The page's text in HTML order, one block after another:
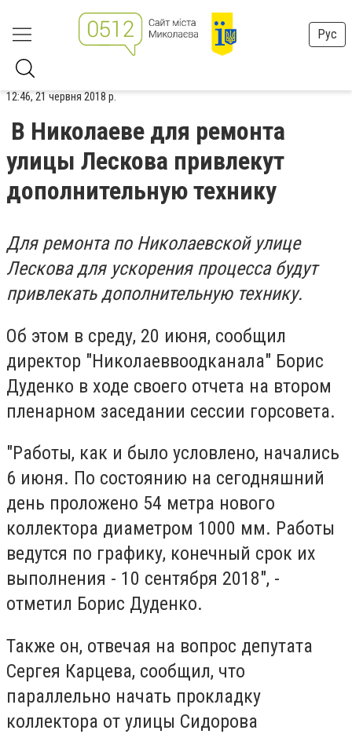
Рус
12:46, 21 червня 2018 р.
В Николаеве для ремонта
улицы Лескова привлекут
дополнительную технику
Для ремонта по Николаевской улице
Лескова для ускорения процесса будут
привлекать дополнительную технику.
Об этом в среду, 20 июня, сообщил
директор "Николаеввоодканала" Борис
Дуденко в ходе своего отчета на втором
пленарном заседании сессии горсовета.
"Работы, как и было условлено, начались
6 июня. По состоянию на сегодняшний
день проложено 54 метра нового
коллектора диаметром 1000 мм. Работы
ведутся по графику, конечный срок их
выполнения - 10 сентября 2018", -
отметил Борис Дуденко.
Также он, отвечая на вопрос депутата
Сергея Карцева, сообщил, что
параллельно начать прокладку
коллектора от улицы Сидорова